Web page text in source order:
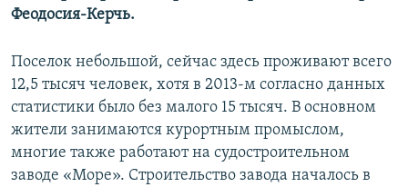
Феодосия-Керчь.
Поселок небольшой, сейчас здесь проживают всего
12,5 тысяч человек, хотя в 2013-м согласно данных
статистики было без малого 15 тысяч. В основном
жители занимаются курортным промыслом,
многие также работают на судостроительном
заводе «Море». Строительство завода началось в